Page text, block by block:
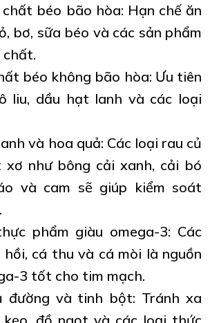
béo bão hòa: Hạn chế ăn
bơ, sữa béo và các sản phẩm
chất.
béo không bão hòa: Ưu tiên
liu, dầu hạt lanh và các loại
và hoa quả: Các loại rau củ
xơ như bông cải xanh, cải bó
và cam sẽ giúp kiểm soát
phẩm giàu omega-3: Các
hồi, cá thu và cá mòi là nguồn
3 tốt cho tim mạch.
đường và tinh bột: Tránh xa